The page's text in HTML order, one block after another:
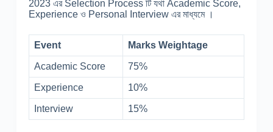
2023 এর Selection Process টি যথা Academic Score,
Experience ও Personal Interview এর মাধ্যমে ।
Event Marks Weightage
Academic Score 75%
Experience 10%
Interview 15%